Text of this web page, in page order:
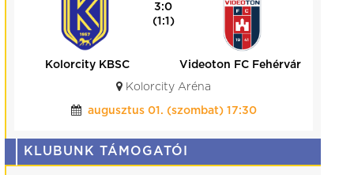
3:0
(1:1)
Kolorcity KBSC
Videoton FC Fehérvár
Kolorcity Aréna
augusztus 01. (szombat) 17:30
KLUBUNK TÁMOGATÓI